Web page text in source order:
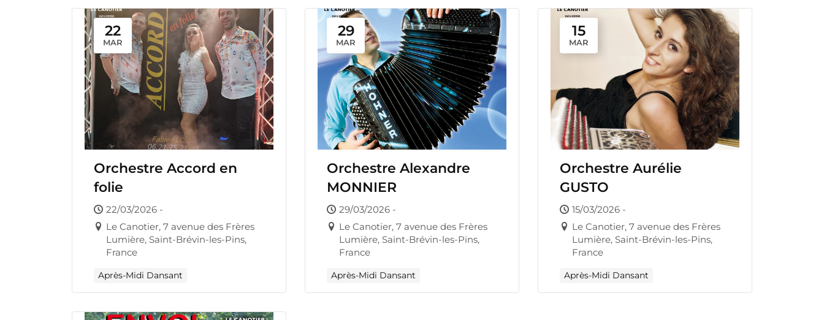
22
MAR
Orchestre Accord en
folie
22/03/2026 -
Le Canotier, 7 avenue des Frères
Lumière, Saint-Brévin-les-Pins,
France
Après-Midi Dansant
29
MAR
Orchestre Alexandre
MONNIER
29/03/2026 -
Le Canotier, 7 avenue des Frères
Lumière, Saint-Brévin-les-Pins,
France
Après-Midi Dansant
15
MAR
Orchestre Aurélie
GUSTO
15/03/2026 -
Le Canotier, 7 avenue des Frères
Lumière, Saint-Brévin-les-Pins,
France
Après-Midi Dansant